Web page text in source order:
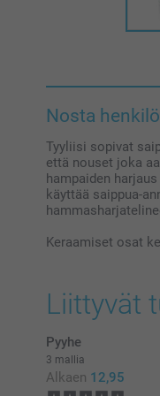
Nosta
Tyyliisi sopivat
että nouset joka
hampaiden
käyttää saippua-
Keraamiset osat
Liittyvät
Pyyhe
3 mallia
Alkaen 12,95